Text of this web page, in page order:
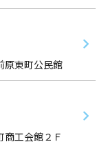
東町公民館
工会館２Ｆ